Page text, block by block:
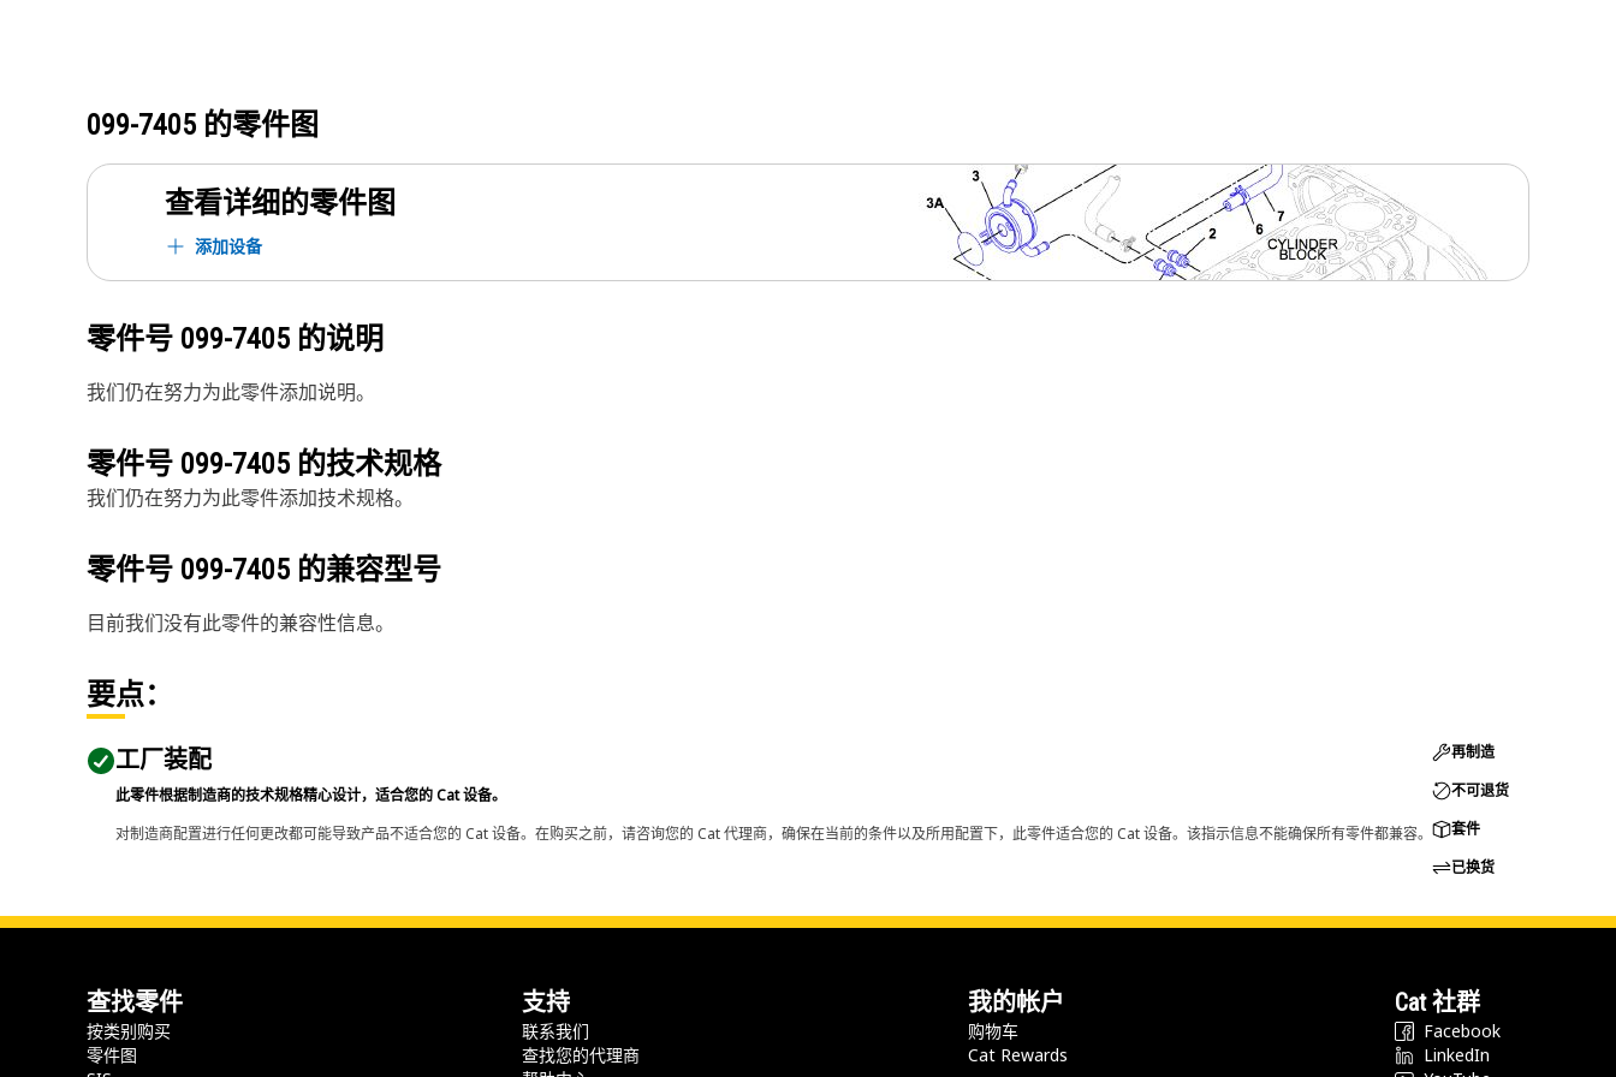
099-7405 的零件图
查看详细的零件图
添加设备
零件号 099-7405 的说明
我们仍在努力为此零件添加说明。
零件号 099-7405 的技术规格
我们仍在努力为此零件添加技术规格。
零件号 099-7405 的兼容型号
目前我们没有此零件的兼容性信息。
要点：
工厂装配
此零件根据制造商的技术规格精心设计，适合您的 Cat 设备。
对制造商配置进行任何更改都可能导致产品不适合您的 Cat 设备。在购买之前，请咨询您的 Cat 代理商，确保在当前的条件以及所用配置下，此零件适合您的 Cat 设备。该指示信息不能确保所有零件都兼容。
再制造
不可退货
套件
已换货
查找零件
按类别购买
零件图
支持
联系我们
查找您的代理商
我的帐户
购物车
Cat Rewards
Cat 社群
Facebook
LinkedIn